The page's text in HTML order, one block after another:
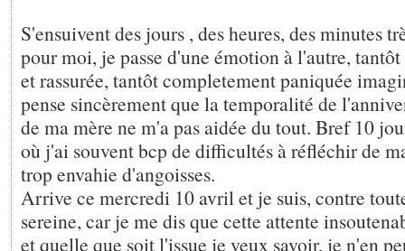
S'ensuivent des jours , des heures, des minutes
pour moi, je passe d'une émotion à l'autre,
et rassurée, tantôt completement paniquée
pense sincèrement que la temporalité de
de ma mère ne m'a pas aidée du tout. Bref 10
où j'ai souvent bcp de difficultés à réfléchir de
trop envahie d'angoisses.
Arrive ce mercredi 10 avril et je suis, contre
sereine, car je me dis que cette attente
et quelle que soit l'issue je veux savoir, je n'en